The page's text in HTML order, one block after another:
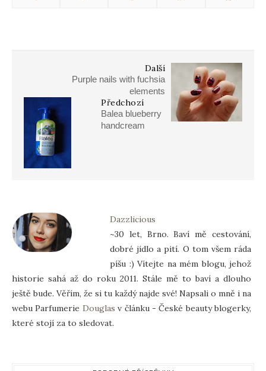
Další
Purple nails with fuchsia
elements
Předchozí
Balea blueberry
handcream
Dazzlicious
~30 let, Brno. Baví mě cestování,
dobré jídlo a pití. O tom všem ráda
píšu :) Vítejte na mém blogu, jehož
historie sahá až do roku 2011. Stále mě to baví a dlouho
ještě bude. Věřím, že si tu každý najde své! Napsali o mně i na
webu Parfumerie Douglas v článku - České beauty blogerky,
které stojí za to sledovat.